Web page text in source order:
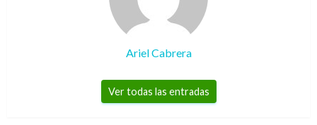
Ariel Cabrera
Ver todas las entradas